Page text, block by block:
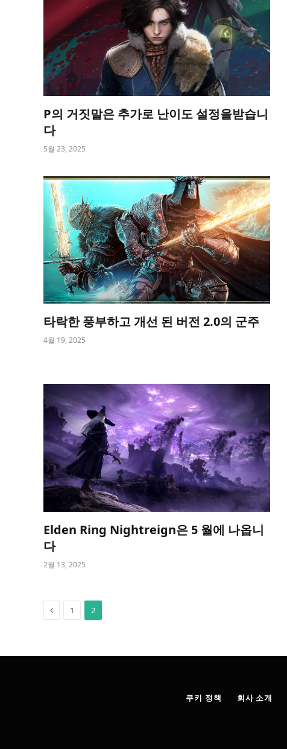
P의 거짓말은 추가로 난이도 설정을받습니
다
5월 23, 2025
타락한 풍부하고 개선 된 버전 2.0의 군주
4월 19, 2025
Elden Ring Nightreign은 5 월에 나옵니
다
2월 13, 2025
Previous
1 2
쿠키 정책 회사 소개